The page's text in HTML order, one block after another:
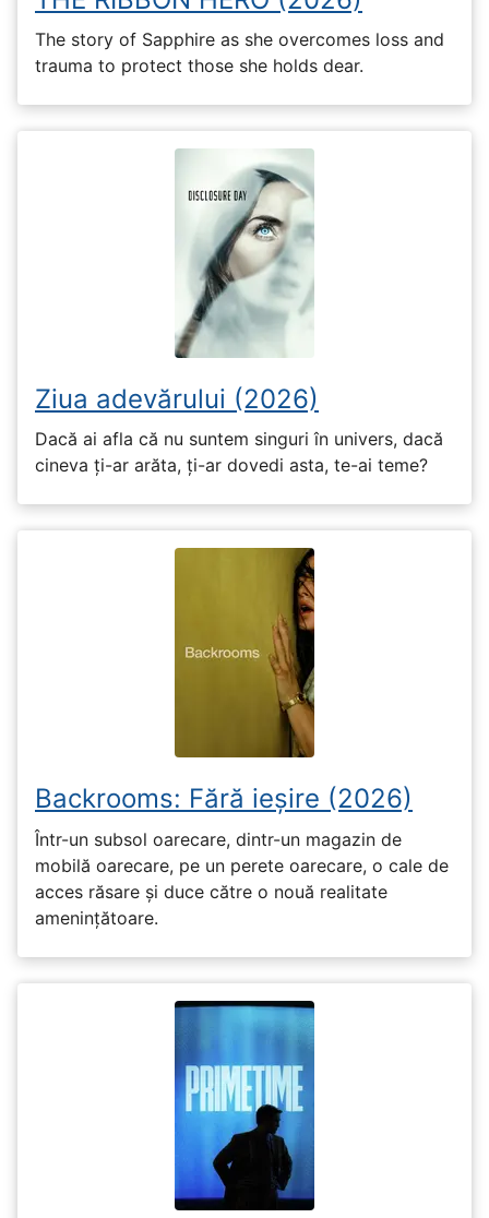
The story of Sapphire as she overcomes loss and
trauma to protect those she holds dear.
Ziua adevărului (2026)
Dacă ai afla că nu suntem singuri în univers, dacă
cineva ți-ar arăta, ți-ar dovedi asta, te-ai teme?
Backrooms: Fără ieșire (2026)
Într-un subsol oarecare, dintr-un magazin de
mobilă oarecare, pe un perete oarecare, o cale de
acces răsare și duce către o nouă realitate
amenințătoare.